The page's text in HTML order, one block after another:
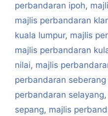
perbandaran ipoh,
majlis perbandaran
kuala lumpur, majlis
majlis perbandaran
nilai, majlis
perbandaran seberang
perbandaran selayang,
sepang, majlis